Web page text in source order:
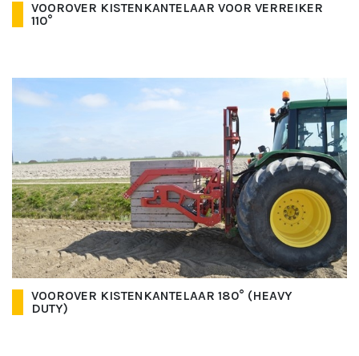
VOOROVER KISTENKANTELAAR VOOR VERREIKER
110°
VOOROVER KISTENKANTELAAR 180° (HEAVY
DUTY)